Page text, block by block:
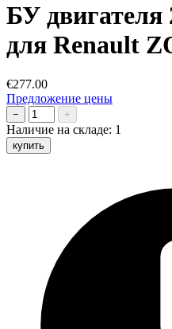
БУ двигателя
для Renault
€277.00
Предложение цены
− +
Наличие на складе: 1
купить